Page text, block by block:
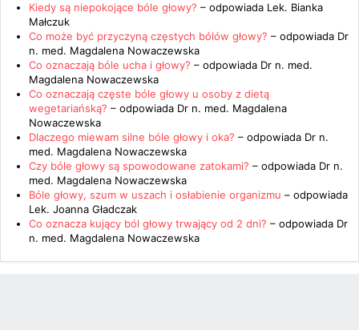
Kiedy są niepokojące bóle głowy? – odpowiada Lek. Bianka
Małczuk
Co może być przyczyną częstych bólów głowy? – odpowiada Dr
n. med. Magdalena Nowaczewska
Co oznaczają bóle ucha i głowy? – odpowiada Dr n. med.
Magdalena Nowaczewska
Co oznaczają częste bóle głowy u osoby z dietą
wegetariańską? – odpowiada Dr n. med. Magdalena
Nowaczewska
Dlaczego miewam silne bóle głowy i oka? – odpowiada Dr n.
med. Magdalena Nowaczewska
Czy bóle głowy są spowodowane zatokami? – odpowiada Dr n.
med. Magdalena Nowaczewska
Bóle głowy, szum w uszach i osłabienie organizmu – odpowiada
Lek. Joanna Gładczak
Co oznacza kujący ból głowy trwający od 2 dni? – odpowiada Dr
n. med. Magdalena Nowaczewska